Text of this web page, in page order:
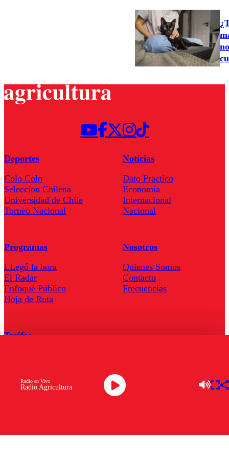
Radio Agricultura
Radio en Vivo
Deportes
Colo Colo
Seleccion Chilena
Universidad de Chile
Torneo Nacional
Noticias
Dato Practico
Economía
Internacional
Nacional
Programas
LLegó la hora
El Radar
Enfoqué Público
Hoja de Ruta
Nosotros
Quienes Somos
Contacto
Frecuencias
Tarifas
Descarga la APP